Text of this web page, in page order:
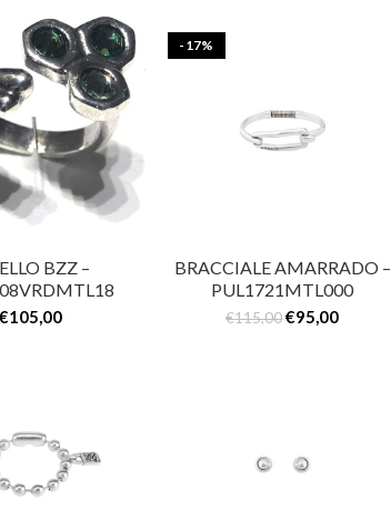
BZZ –
€105,00
-17%
BRACCIALE AMARRADO –
PUL1721MTL000
€115,00€95,00